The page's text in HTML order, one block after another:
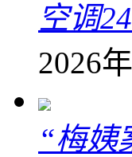
空调
2026
“梅姨